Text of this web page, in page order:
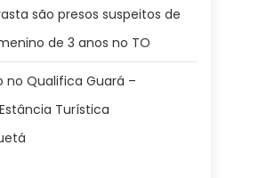
são presos suspeitos de
de 3 anos no TO
no Qualifica Guará –
Turística